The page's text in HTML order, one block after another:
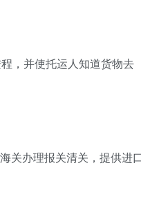
，并使托运人知道货物去
关办理报关清关，提供进